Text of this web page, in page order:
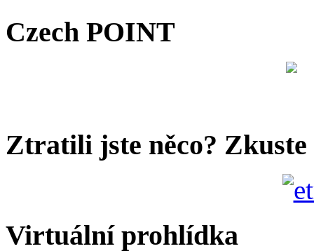
Czech POINT
Ztratili jste něco? Zkuste
Virtuální prohlídka